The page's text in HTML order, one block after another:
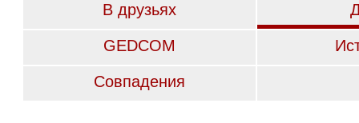
В друзьях
GEDCOM
Совпадения